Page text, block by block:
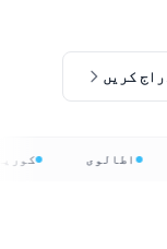
کریں
اطالوی